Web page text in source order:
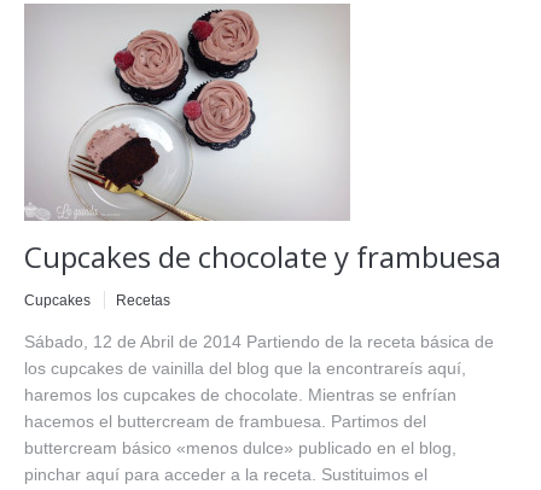
Cupcakes de chocolate y frambuesa
Cupcakes Recetas
Sábado, 12 de Abril de 2014 Partiendo de la receta básica de
los cupcakes de vainilla del blog que la encontrareís aquí,
haremos los cupcakes de chocolate. Mientras se enfrían
hacemos el buttercream de frambuesa. Partimos del
buttercream básico «menos dulce» publicado en el blog,
pinchar aquí para acceder a la receta. Sustituimos el